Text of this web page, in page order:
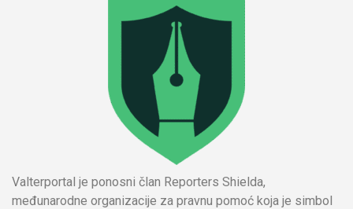
Valterportal je ponosni član Reporters Shielda,
međunarodne organizacije za pravnu pomoć koja je simbol